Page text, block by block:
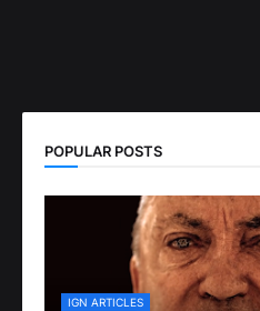
POPULAR POSTS
IGN ARTICLES